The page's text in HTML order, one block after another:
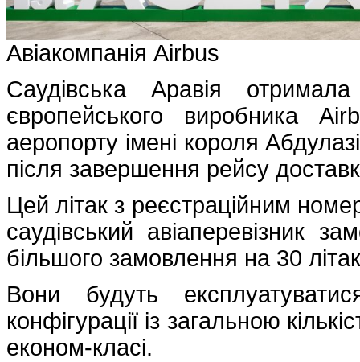
Авіакомпанія Airbus
Саудівська Аравія
європейського виробника
аеропорту імені короля
після завершення рейсу
Цей літак з реєстраційним
саудівський авіаперевізник
більшого замовлення на 30
Вони будуть
конфігурації із загальною
економ-класі.